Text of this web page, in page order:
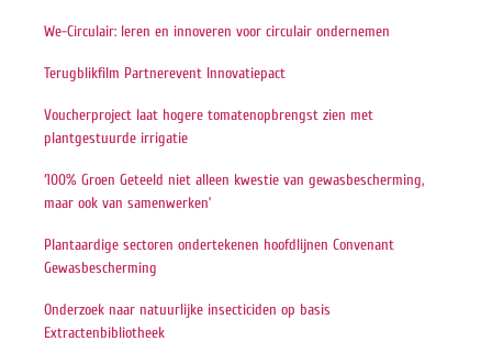
We-Circulair: leren en innoveren voor circulair ondernemen
Terugblikfilm Partnerevent Innovatiepact
Voucherproject laat hogere tomatenopbrengst zien met
plantgestuurde irrigatie
‘100% Groen Geteeld niet alleen kwestie van gewasbescherming,
maar ook van samenwerken’
Plantaardige sectoren ondertekenen hoofdlijnen Convenant
Gewasbescherming
Onderzoek naar natuurlijke insecticiden op basis
Extractenbibliotheek